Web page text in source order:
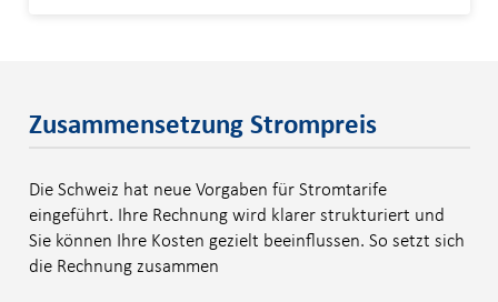
Zusammensetzung Strompreis
Die Schweiz hat neue Vorgaben für Stromtarife
eingeführt. Ihre Rechnung wird klarer strukturiert und
Sie können Ihre Kosten gezielt beeinflussen. So setzt sich
die Rechnung zusammen